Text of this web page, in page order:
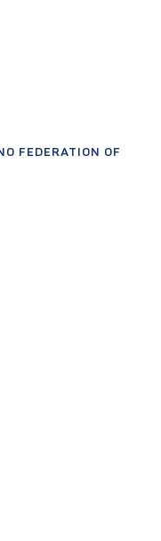
FEDERATION OF